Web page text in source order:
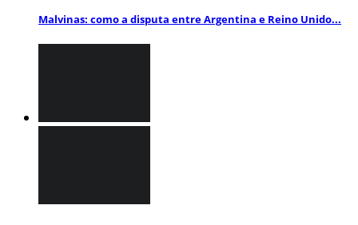
Malvinas: como a disputa entre Argentina e Reino Unido...